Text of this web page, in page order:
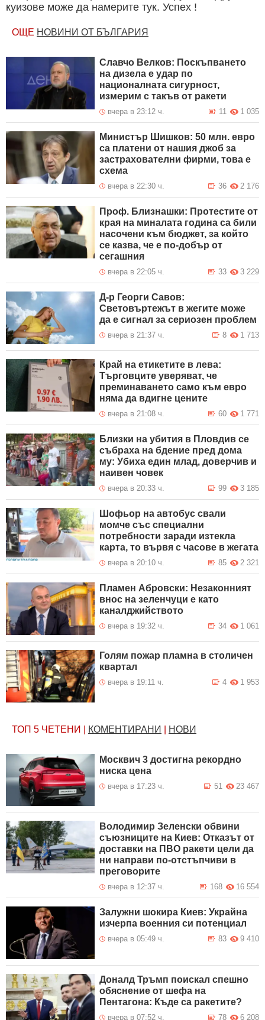
куизове може да намерите тук. Успех !
ОЩЕ НОВИНИ ОТ БЪЛГАРИЯ
Славчо Велков: Поскъпването
на дизела е удар по
националната сигурност,
измерим с такъв от ракети
вчера в 23:12 ч. 1 035
11
Министър Шишков: 50 млн. евро
са платени от нашия джоб за
застрахователни фирми, това е
схема
вчера в 22:30 ч. 2 176
36
Проф. Близнашки: Протестите от
края на миналата година са били
насочени към бюджет, за който
се казва, че е по-добър от
сегашния
вчера в 22:05 ч. 3 229
33
Д-р Георги Савов:
Световъртежът в жегите може
да е сигнал за сериозен проблем
вчера в 21:37 ч. 1 713
8
Край на етикетите в лева:
Търговците уверяват, че
преминаването само към евро
няма да вдигне цените
вчера в 21:08 ч. 1 771
60
Близки на убития в Пловдив се
събраха на бдение пред дома
му: Убиха един млад, доверчив и
наивен човек
вчера в 20:33 ч. 3 185
99
Шофьор на автобус свали
момче със специални
потребности заради изтекла
карта, то вървя с часове в жегата
вчера в 20:10 ч. 2 321
85
Пламен Абровски: Незаконният
внос на зеленчуци е като
каналджийството
вчера в 19:32 ч. 1 061
34
Голям пожар пламна в столичен
квартал
вчера в 19:11 ч. 1 953
4
ТОП 5 ЧЕТЕНИ КОМЕНТИРАНИ НОВИ
Москвич 3 достигна рекордно
ниска цена
вчера в 17:23 ч. 23 467
51
Володимир Зеленски обвини
съюзниците на Киев: Отказът от
доставки на ПВО ракети цели да
ни направи по-отстъпчиви в
преговорите
вчера в 12:37 ч. 16 554
168
Залужни шокира Киев: Украйна
изчерпа военния си потенциал
вчера в 05:49 ч. 9 410
83
Доналд Тръмп поискал спешно
обяснение от шефа на
Пентагона: Къде са ракетите?
вчера в 07:52 ч. 6 208
78